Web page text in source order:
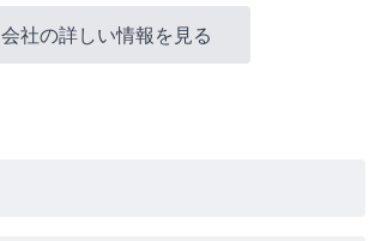
会社の詳しい情報を見る